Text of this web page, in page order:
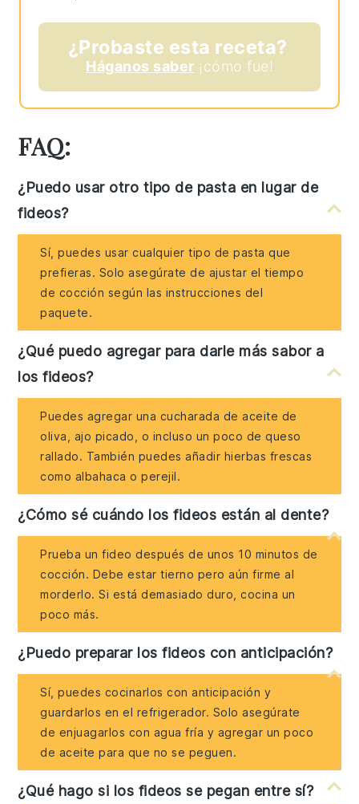
¿Probaste esta receta?
Háganos saber ¡cómo fue!
FAQ:
¿Puedo usar otro tipo de pasta en lugar de
fideos?
Sí, puedes usar cualquier tipo de pasta que
prefieras. Solo asegúrate de ajustar el tiempo
de cocción según las instrucciones del
paquete.
¿Qué puedo agregar para darle más sabor a
los fideos?
Puedes agregar una cucharada de aceite de
oliva, ajo picado, o incluso un poco de queso
rallado. También puedes añadir hierbas frescas
como albahaca o perejil.
¿Cómo sé cuándo los fideos están al dente?
Prueba un fideo después de unos 10 minutos de
cocción. Debe estar tierno pero aún firme al
morderlo. Si está demasiado duro, cocina un
poco más.
¿Puedo preparar los fideos con anticipación?
Sí, puedes cocinarlos con anticipación y
guardarlos en el refrigerador. Solo asegúrate
de enjuagarlos con agua fría y agregar un poco
de aceite para que no se peguen.
¿Qué hago si los fideos se pegan entre sí?